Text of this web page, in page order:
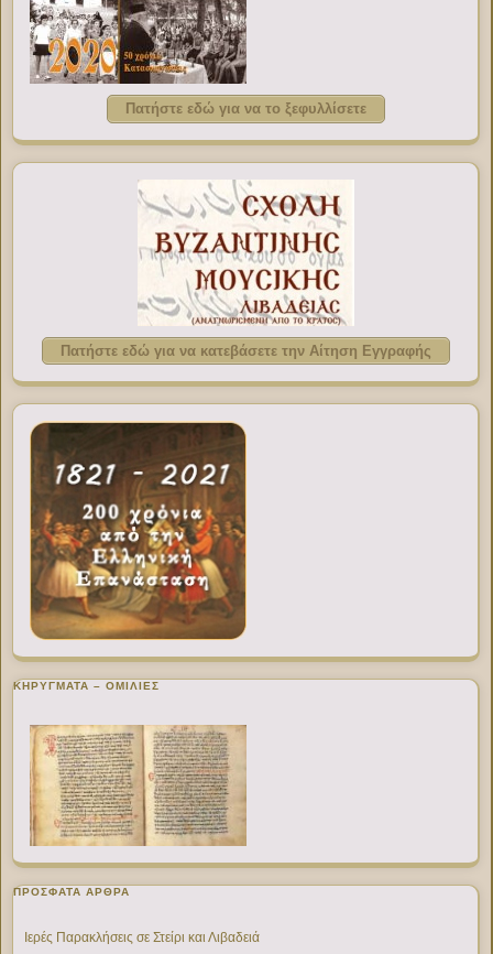
Πατήστε εδώ για να το ξεφυλλίσετε
Πατήστε εδώ για να κατεβάσετε την Αίτηση Εγγραφής
ΚΗΡΥΓΜΑΤΑ – ΟΜΙΛΙΕΣ
ΠΡΌΣΦΑΤΑ ΆΡΘΡΑ
Ιερές Παρακλήσεις σε Στείρι και Λιβαδειά